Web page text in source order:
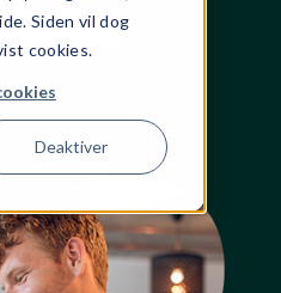
Siden vil dog
cookies.
Deaktiver